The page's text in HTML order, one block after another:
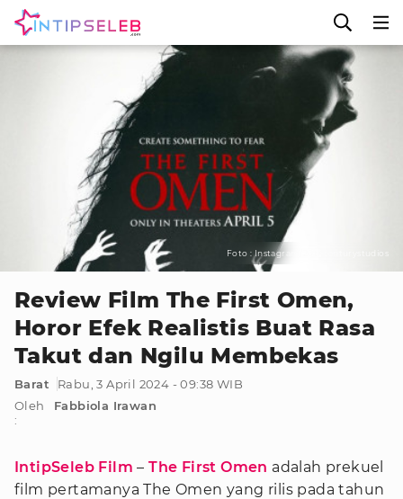
Foto : Instagram/20thcenturystudios
Review Film The First Omen,
Horor Efek Realistis Buat Rasa
Takut dan Ngilu Membekas
Barat
Rabu, 3 April 2024 - 09:38 WIB
Oleh
:
Fabbiola Irawan
IntipSeleb Film –The First Omen adalah prekuel
film pertamanya The Omen yang rilis pada tahun